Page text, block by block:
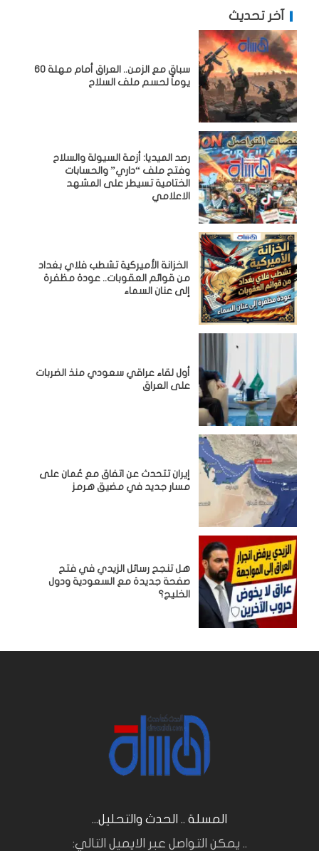
آخر تحديث
سباق مع الزمن.. العراق أمام مهلة 60
يوماً لحسم ملف السلاح
رصد الميديا: أزمة السيولة والسلاح
وفتح ملف “داري” والحسابات
الختامية تسيطر على المشهد
الاعلامي
الخزانة الأميركية تشطب فلاي بغداد
من قوائم العقوبات.. عودة مظفرة
إلى عنان السماء
أول لقاء عراقي سعودي منذ الضربات
على العراق
إيران تتحدث عن اتفاق مع عُمان على
مسار جديد في مضيق هرمز
هل تنجح رسائل الزيدي في فتح
صفحة جديدة مع السعودية ودول
الخليج؟
المسلة .. الحدث والتحليل...
.. يمكن التواصل عبر الايميل التالي: